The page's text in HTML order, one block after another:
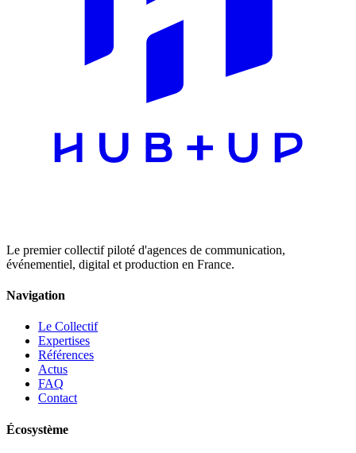
Le premier collectif piloté d'agences de communication,
événementiel, digital et production en France.
Navigation
Le Collectif
Expertises
Références
Actus
FAQ
Contact
Écosystème